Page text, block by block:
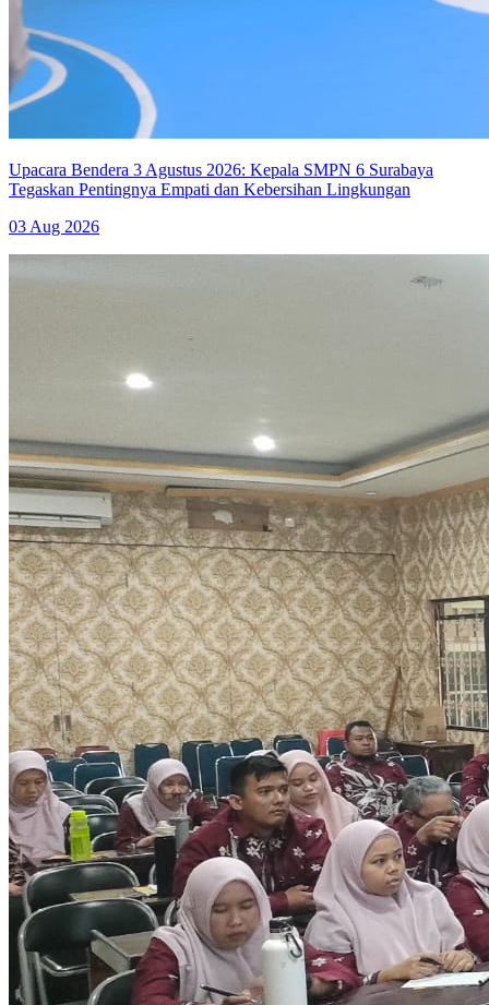
Upacara Bendera 3 Agustus 2026: Kepala SMPN 6 Surabaya
Tegaskan Pentingnya Empati dan Kebersihan Lingkungan
03 Aug 2026